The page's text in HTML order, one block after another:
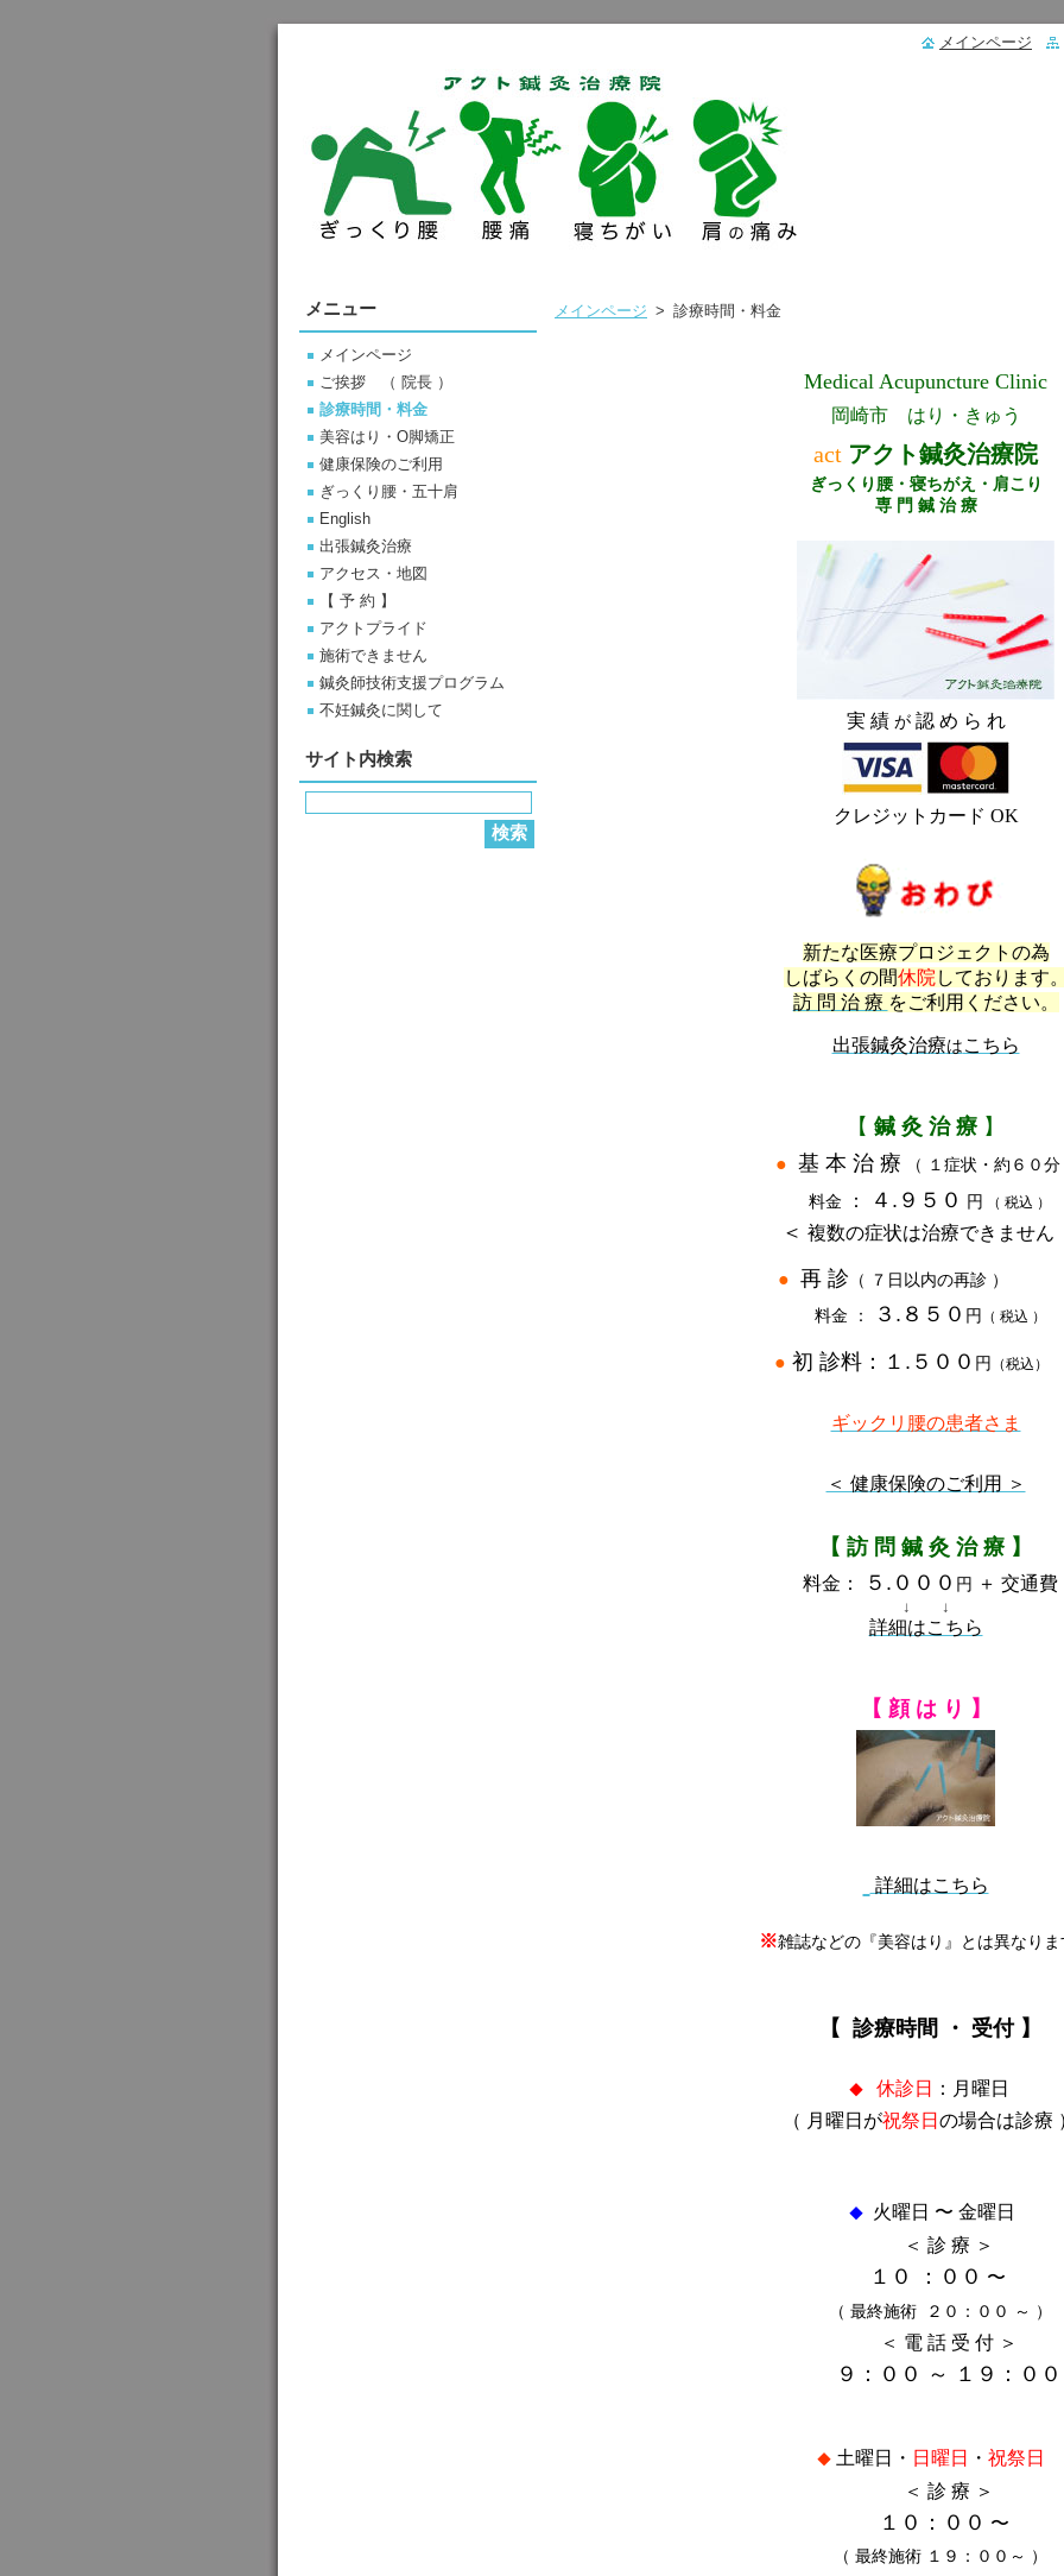
メインページ > 診療時間・料金
Medical Acupuncture Clinic
岡崎市 はり・きゅう
act アクト鍼灸治療院
ぎっくり腰・寝ちがえ・肩こり
専 門 鍼 治 療
実 績 が 認 め ら れ
クレジットカード OK
新たな医療プロジェクトの為
しばらくの間休院 しております
訪 問 治 療 をご利用ください。
出張鍼灸治療はこちら
【 鍼 灸 治 療 】
● 基 本 治 療
（ １症状・約６０
料金
： ４.９５０ 円 （ 税込 ）
＜ 複数の症状は治療できません
● 再 診 （ ７日以内の再診
料金 ：
３.８５０ 円 （ 税込 ）
● 初 診料：１.５００ 円 （税込
ギックリ腰の患者さま
＜ 健康保険のご利用 ＞
【 訪 問 鍼 灸 治 療 】
料金： ５.０００ 円 ＋ 交通費
↓ ↓
詳細はこちら
【 顔 は り 】
詳細はこちら
※雑誌などの『美容はり』とは異なりま
【 診療時間 ・ 受付 】
◆ 休診日
：月曜日
（ 月曜日が祝祭日 の場合は診療
◆火曜日 〜 金曜日
＜ 診 療 ＞
１０ ：００ 〜
（ 最終施術 ２０：００ ～ ）
＜ 電 話 受 付 ＞
９：００ ～ １９：００
◆ 土曜日・ 日曜日 ・ 祝祭日
＜ 診 療 ＞
１０：００ 〜
（ 最終施術 １９：００～ ）
メニュー
メインページ
ご挨拶 （ 院長 ）
診療時間・料金
美容はり・O脚矯正
健康保険のご利用
ぎっくり腰・五十肩
English
出張鍼灸治療
アクセス・地図
【 予 約 】
アクトプライド
施術できません
鍼灸師技術支援プログラム
不妊鍼灸に関して
サイト内検索
メインページ